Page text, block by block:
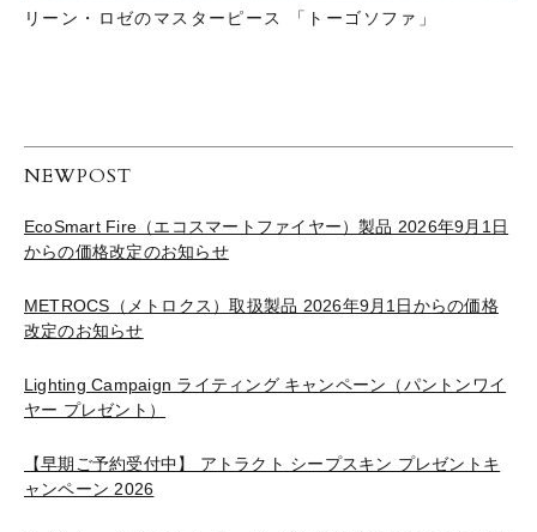
リーン・ロゼのマスターピース 「トーゴソファ」
NEWPOST
EcoSmart Fire（エコスマートファイヤー）製品 2026年9月1日
からの価格改定のお知らせ
METROCS（メトロクス）取扱製品 2026年9月1日からの価格
改定のお知らせ
Lighting Campaign ライティング キャンペーン（パントンワイ
ヤー プレゼント）
【早期ご予約受付中】 アトラクト シープスキン プレゼントキ
ャンペーン 2026